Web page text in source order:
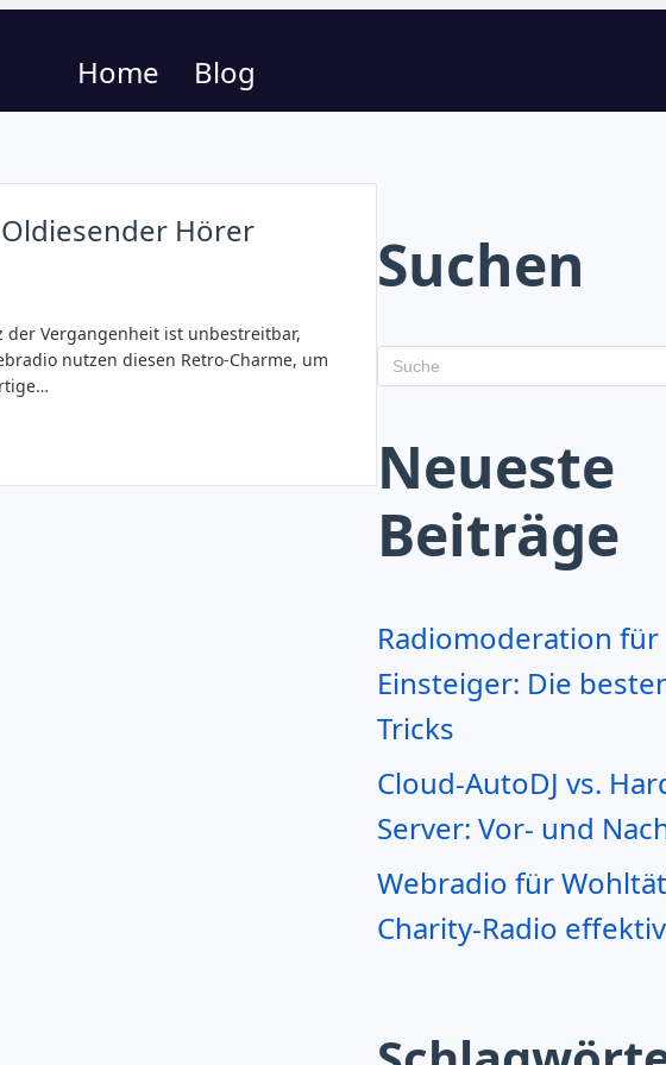
Home Blog
Hörer
der Vergangenheit ist unbestreitbar,
nutzen diesen Retro-Charme, um
Suchen
Neueste
Beiträge
Radiomoderation für
Einsteiger: Die
Tricks
Cloud-AutoDJ vs.
Server: Vor- und
Webradio für
Charity-Radio